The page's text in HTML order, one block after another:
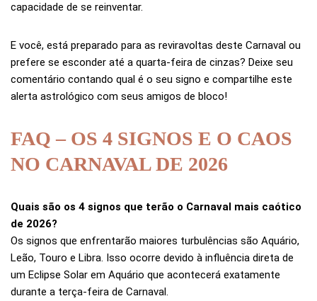
capacidade de se reinventar.
E você, está preparado para as reviravoltas deste Carnaval ou
prefere se esconder até a quarta-feira de cinzas? Deixe seu
comentário contando qual é o seu signo e compartilhe este
alerta astrológico com seus amigos de bloco!
FAQ – OS 4 SIGNOS E O CAOS
NO CARNAVAL DE 2026
Quais são os 4 signos que terão o Carnaval mais caótico
de 2026?
Os signos que enfrentarão maiores turbulências são Aquário,
Leão, Touro e Libra. Isso ocorre devido à influência direta de
um Eclipse Solar em Aquário que acontecerá exatamente
durante a terça-feira de Carnaval.